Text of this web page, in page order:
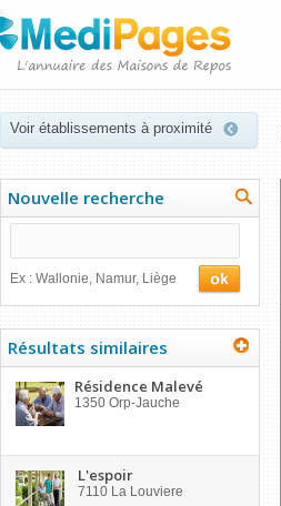
Voir établissements à proximité
Nouvelle recherche
Ex : Wallonie, Namur, Liège
Résultats similaires
Résidence Malevé
1350 Orp-Jauche
L'espoir
7110 La Louviere